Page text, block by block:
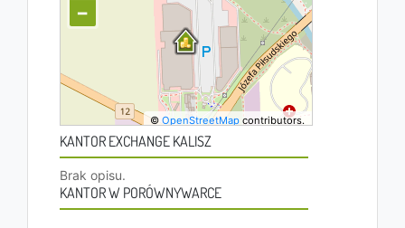
−
©OpenStreetMap contributors.
KANTOR EXCHANGE KALISZ
Brak opisu.
KANTOR W PORÓWNYWARCE